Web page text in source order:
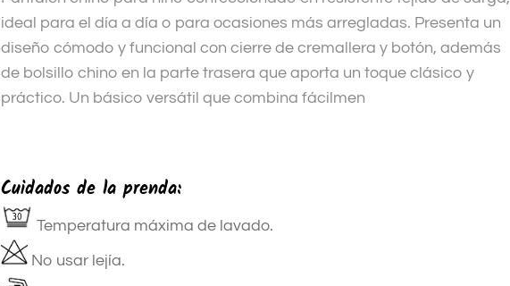
ideal para el día a día o para ocasiones más arregladas. Presenta un
diseño cómodo y funcional con cierre de cremallera y botón, además
de bolsillo chino en la parte trasera que aporta un toque clásico y
práctico. Un básico versátil que combina fácilmen
Cuidados de la prenda:
Temperatura máxima de lavado.
No usar lejía.